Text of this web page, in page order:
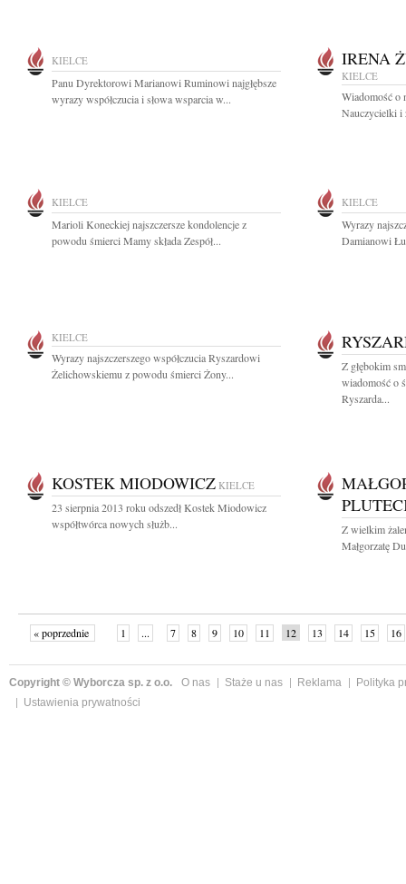
KIELCE
Panu Dyrektorowi Marianowi Ruminowi najgłębsze
wyrazy współczucia i słowa wsparcia w...
IRENA
KIELCE
Wiadomość o
Nauczycielki
KIELCE
Marioli Koneckiej najszczersze kondolencje z
powodu śmierci Mamy składa Zespół...
KIELCE
Wyrazy
Damianowi
KIELCE
Wyrazy najszczerszego współczucia Ryszardowi
Żelichowskiemu z powodu śmierci Żony...
Z głębokim
wiadomość o
Ryszarda...
KOSTEK MIODOWICZ KIELCE
23 sierpnia 2013 roku odszedł Kostek Miodowicz
współtwórca nowych służb...
Z wielkim
Małgorzatę
« poprzednie 1 ... 7 8 9 10 11 12 13 14 15 16
Copyright © Wyborcza sp. z o.o. O nas Staże u nas Reklama
Polityka
Ustawienia prywatności